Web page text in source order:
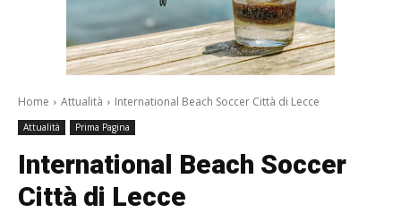
Home Attualità International Beach Soccer Città di Lecce
Attualità Prima Pagina
International Beach Soccer
Città di Lecce